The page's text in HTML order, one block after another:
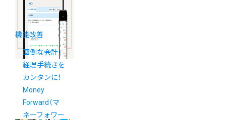
機能改善
面倒な会計・
経理手続きを
カンタンに！
Money
Forward（マ
ネーフォワー